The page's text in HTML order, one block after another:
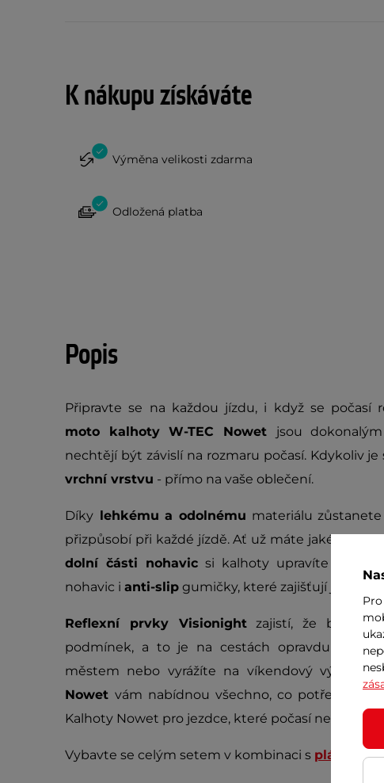
K nákupu získáváte
Výměna velikosti zdarma
Odložená platba
Popis
Připravte se na každou jízdu, i když se počasí
moto kalhoty W-TEC Nowet jsou
nechtějí být závislí na rozmaru počasí. Kdykoliv
vrchní vrstvu - přímo na vaše oblečení.
Díky lehkému a odolnému materiálu
přizpůsobí při každé jízdě. Ať už máte jakékoliv
dolní části nohavic si kalhoty upravíte
nohavic i anti-slip gumičky, které zajišťují jízdu bez
Reflexní prvky Visionightzajistí, že budete
podmínek, a to je na cestách opravdu třeba!
městem nebo vyrážíte na víkendový výlet.
Nowetvám nabídnou všechno, co potřebujete
Kalhoty Nowet pro jezdce, které počasí nemůže
Vybavte se celým setem v kombinaci s